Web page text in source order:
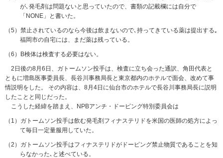
が､発毛剤は問題ないと思っていたので、書類の記載欄には自分で
「NONE」と書いた。
（5）禁止されているのなら今後は飲まないので､持ってきている薬は提出する｡
福岡市の自宅には、まだ薬は残っている。
（6）B検体は検査する必要はない。
2日後の8月6日、ガトームソン投手は、検査に立ち会った通訳、角田代表と
ともに増島医事委員長、長谷川事務局長と東京都内のホテルで面会、改めて事
情説明をした。 その内容は、8月4日に仙台市のホテルで長谷川事務局長に説明
したことと同じだった。
こうした経緯を踏まえ、NPBアンチ・ドーピング特別委員会は
（1）ガトームソン投手は飲む発毛剤フィナステリドを米国の医師の処方によっ
て毎日一定量服用していた。
（2）ガトームソン投手はフィナステリドがドーピング禁止物質であることを知
らなかった､と述べている。